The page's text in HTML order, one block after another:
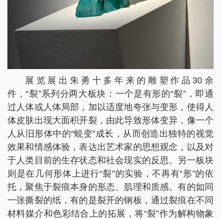
展览展出朱勇十多年来的雕塑作品30余
件，“裂”系列分两大板块：一个是有形的“裂”，即通
过人体或人体局部，加以适度地夸张与变形，使得人
体皮肤出现大面积开裂，由此导致形体变异，像一个
人从旧形体中的“蜕变”成长，从而创造出独特的视觉
效果和情感体验，表达出艺术家的思想观念，以及对
于人类目前的生存状态和社会现实的反思。另一板块
则是在几何形体上进行“裂”的实验，不再有“形”的依
托，聚焦于裂痕本身的形态、肌理和质感。有的如同
一张撕裂的纸，有的是裂开的钢板，通过裂痕在不同
材料媒介和色彩结合上的拓展，将“裂”作为解构物象